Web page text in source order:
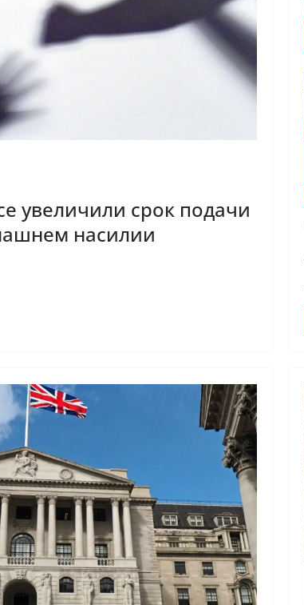
увеличили срок подачи
насилии